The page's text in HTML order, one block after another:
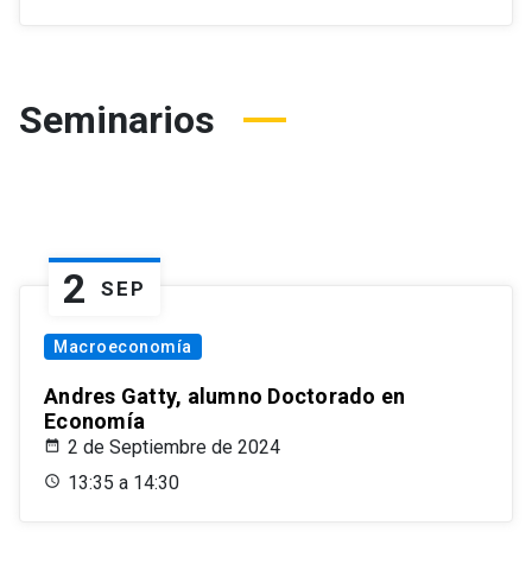
Seminarios
2 SEP
Macroeconomía
Andres Gatty, alumno Doctorado en
Economía
2 de Septiembre de 2024
13:35 a 14:30